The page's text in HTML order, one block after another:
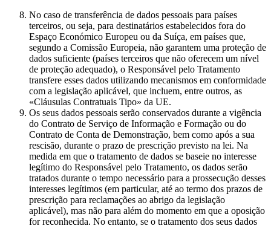
No caso de transferência de dados pessoais para países
terceiros, ou seja, para destinatários estabelecidos fora do
Espaço Económico Europeu ou da Suíça, em países que,
segundo a Comissão Europeia, não garantem uma proteção de
dados suficiente (países terceiros que não oferecem um nível
de proteção adequado), o Responsável pelo Tratamento
transfere esses dados utilizando mecanismos em conformidade
com a legislação aplicável, que incluem, entre outros, as
«Cláusulas Contratuais Tipo» da UE.
Os seus dados pessoais serão conservados durante a vigência
do Contrato de Serviço de Informação e Formação ou do
Contrato de Conta de Demonstração, bem como após a sua
rescisão, durante o prazo de prescrição previsto na lei. Na
medida em que o tratamento de dados se baseie no interesse
legítimo do Responsável pelo Tratamento, os dados serão
tratados durante o tempo necessário para a prossecução desses
interesses legítimos (em particular, até ao termo dos prazos de
prescrição para reclamações ao abrigo da legislação
aplicável), mas não para além do momento em que a oposição
for reconhecida. No entanto, se o tratamento dos seus dados